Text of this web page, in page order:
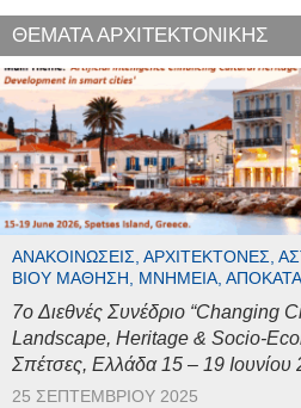
ΘΕΜΑΤΑ ΑΡΧΙΤΕΚΤΟΝΙΚΗΣ
ΑΝΑΚΟΙΝΏΣΕΙΣ, ΑΡΧΙΤΈΚΤΟΝΕΣ,
ΒΊΟΥ ΜΆΘΗΣΗ, ΜΝΗΜΕΊΑ,
7o Διεθνές Συνέδριο “Changing
Landscape, Heritage & Socio-
Σπέτσες, Ελλάδα 15 – 19 Ιουνίου
25 ΣΕΠΤΕΜΒΡΊΟΥ 2025